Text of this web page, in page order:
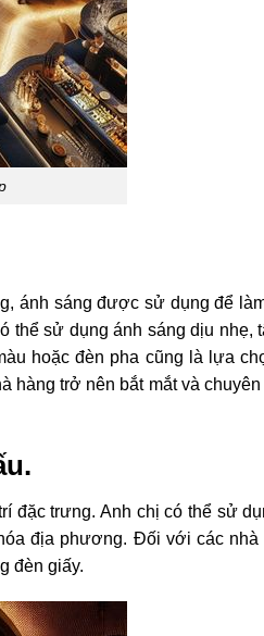
ánh sáng được sử dụng để
thể sử dụng ánh sáng dịu nhẹ,
hoặc đèn pha cũng là lựa
hàng trở nên bắt mắt và
đặc trưng. Anh chị có thể sử
địa phương. Đối với các nhà
đèn giấy.